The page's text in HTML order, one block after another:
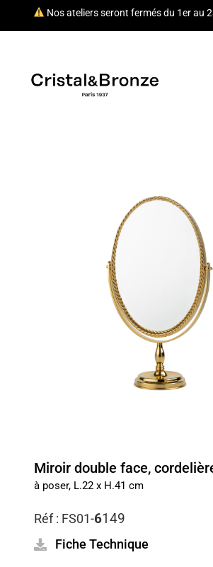
Nos ateliers seront fermés du 1er au
Miroir double face,
à poser, L.22 x H.41 cm
Réf : FS01-6149
Fiche Technique